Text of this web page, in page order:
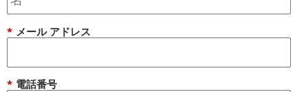
* メール アドレス
* 電話番号